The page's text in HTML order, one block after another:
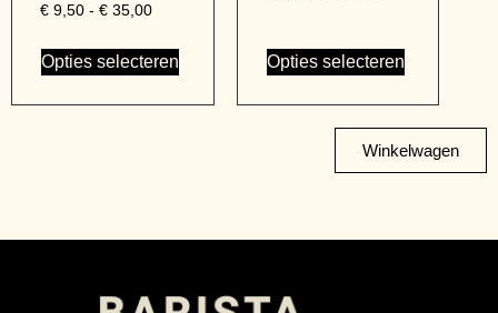
€ 9,50 - € 35,00
Opties selecteren Opties selecteren
Winkelwagen